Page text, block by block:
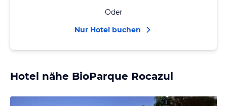
Oder
Nur Hotel buchen
Hotel nähe BioParque Rocazul